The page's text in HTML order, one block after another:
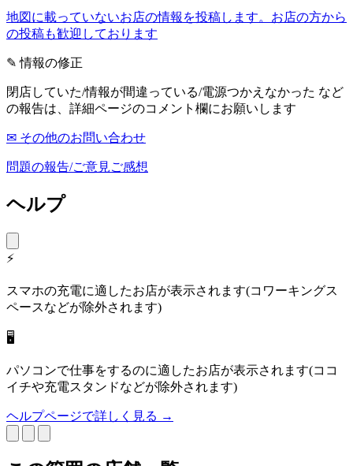
地図に載っていないお店の情報を投稿します。お店の方から
の投稿も歓迎しております
✎ 情報の修正
閉店していた/情報が間違っている/電源つかえなかった など
の報告は、詳細ページのコメント欄にお願いします
✉ その他のお問い合わせ
問題の報告/ご意見ご感想
ヘルプ
⚡
スマホの充電に適したお店が表示されます(コワーキングス
ペースなどが除外されます)
🖥
パソコンで仕事をするのに適したお店が表示されます(ココ
イチや充電スタンドなどが除外されます)
ヘルプページで詳しく見る →